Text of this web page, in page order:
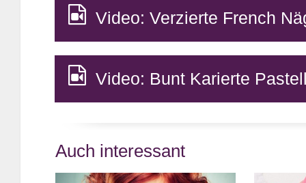
Video: Verzierte French
Video: Bunt Karierte
Auch interessant